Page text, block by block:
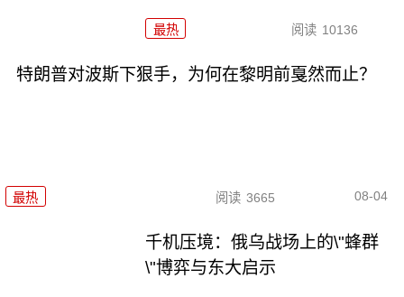
最热 阅读 10136
特朗普对波斯下狠手，为何在黎明前戛然而止？
最热 阅读 3665 08-04
千机压境：俄乌战场上的\"蜂群
\"博弈与东大启示